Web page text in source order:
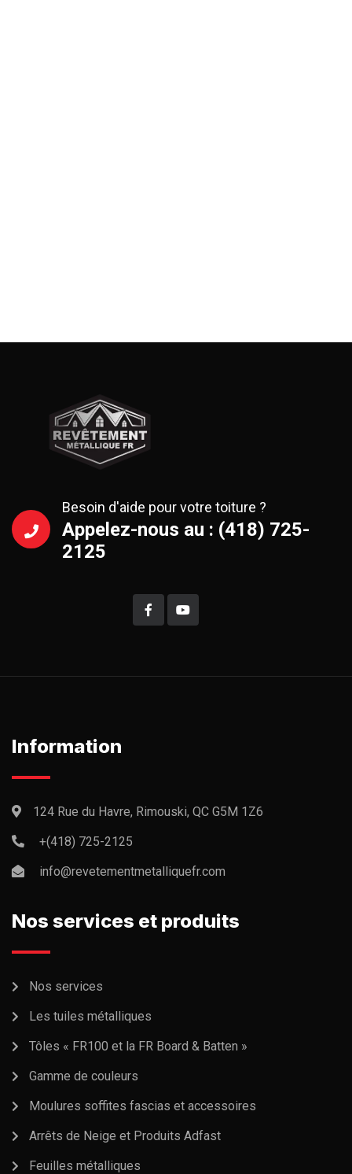
Besoin d'aide pour votre toiture ?
Appelez-nous au : (418) 725-
2125
Information
124 Rue du Havre, Rimouski, QC G5M 1Z6
+(418) 725-2125
info@revetementmetalliquefr.com
Nos services et produits
Nos services
Les tuiles métalliques
Tôles « FR100 et la FR Board & Batten »
Gamme de couleurs
Moulures soffites fascias et accessoires
Arrêts de Neige et Produits Adfast
Feuilles métalliques